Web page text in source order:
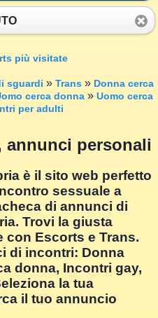
più visitate
sguardi » Trans » Donna cerca
cerca donna » Uomo cerca
per adulti
annunci personali
è il sito web perfetto
sessuale a
di annunci di
Trovi la giusta
con Escorts e Trans.
di incontri: Donna
donna, Incontri gay,
la tua
il tuo annuncio